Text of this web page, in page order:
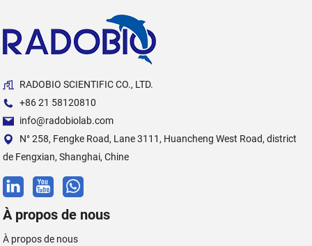
RADOBIO SCIENTIFIC CO., LTD.
+86 21 58120810
info@radobiolab.com
N° 258, Fengke Road, Lane 3111, Huancheng West Road, district
de Fengxian, Shanghai, Chine
À propos de nous
À propos de nous